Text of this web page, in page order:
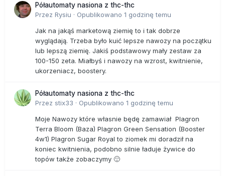
Półautomaty nasiona z thc-thc
Przez Rysiu · Opublikowano 1 godzinę temu
Jak na jakąś marketową ziemię to i tak dobrze
wyglądają. Trzeba było kuić lepsze nawozy na początku
lub lepszą ziemię. Jakiś podstawowy mały zestaw za
100-150 zeta. Miałbyś i nawozy na wzrost, kwitnienie,
ukorzeniacz, boostery.
Półautomaty nasiona z thc-thc
Przez stix33 · Opublikowano 1 godzinę temu
Moje Nawozy które własnie będę zamawiał Plagron
Terra Bloom (Baza) Plagron Green Sensation (Booster
4w1) Plagron Sugar Royal to ziomek mi doradził na
koniec kwitnienia, podobno silnie ładuje żywice do
topów także zobaczymy 🙂